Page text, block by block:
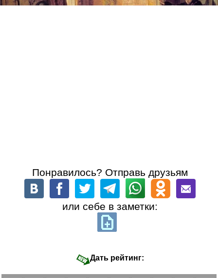
Понравилось? Отправь друзьям
или себе в заметки:
Дать рейтинг: